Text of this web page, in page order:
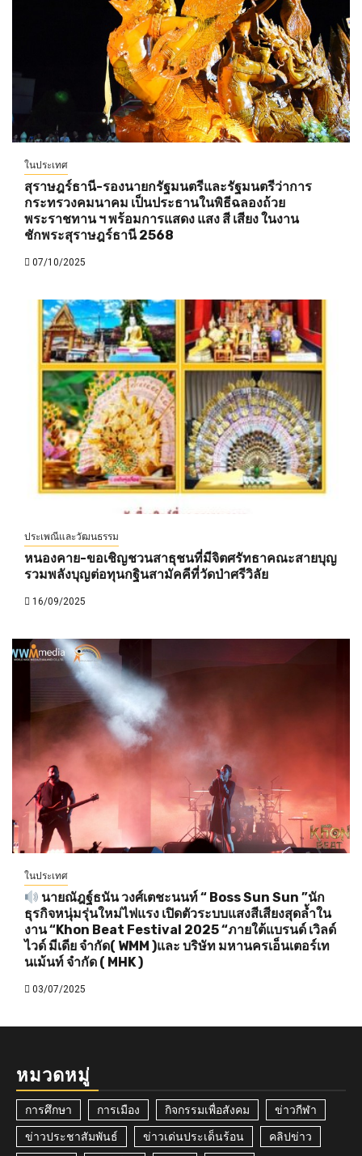
ในประเทศ
สุราษฎร์ธานี-รองนายกรัฐมนตรีและรัฐมนตรีว่าการ
กระทรวงคมนาคม เป็นประธานในพิธีฉลองถ้วย
พระราชทาน ฯ พร้อมการแสดง แสง สี เสียง ในงาน
ชักพระสุราษฎร์ธานี 2568
07/10/2025
ประเพณีและวัฒนธรรม
หนองคาย-ขอเชิญชวนสาธุชนที่มีจิตศรัทธาคณะสายบุญ
รวมพลังบุญต่อทุนกฐินสามัคคีที่วัดป่าศรีวิลัย
16/09/2025
ในประเทศ
นายณัฎฐ์ธนัน วงศ์เตชะนนท์ “ Boss Sun Sun ”นัก
ธุรกิจหนุ่มรุ่นใหม่ไฟแรง เปิดตัวระบบแสงสีเสียงสุดล้ำใน
งาน “Khon Beat Festival 2025 “ภายใต้แบรนด์ เวิลด์
ไวด์ มีเดีย จำกัด( WMM )และ บริษัท มหานครเอ็นเตอร์เท
นเม้นท์ จำกัด ( MHK )
03/07/2025
หมวดหมู่
การศึกษา การเมือง กิจกรรมเพื่อสังคม ข่าวกีฬา
ข่าวประชาสัมพันธ์ ข่าวเด่นประเด็นร้อน คลิปข่าว